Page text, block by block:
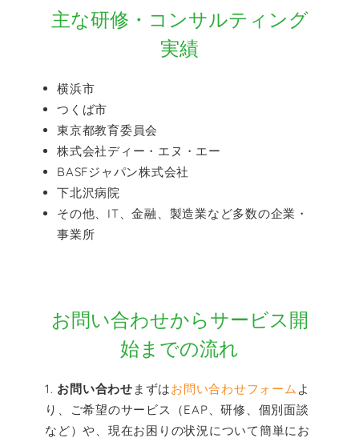
主な研修・コンサルティング
実績
横浜市
つくば市
東京都教育委員会
株式会社ディー・エヌ・エー
BASFジャパン株式会社
下北沢病院
その他、IT、金融、製造業など多数の企業・
事業所
お問い合わせからサービス開
始までの流れ
お問い合わせ まずはお問い合わせフォーム よ
り、ご希望のサービス（EAP、研修、個別面談
など）や、現在お困りの状況について簡単にお